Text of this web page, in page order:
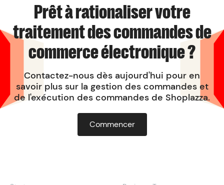
Prêt à rationaliser votre
traitement des commandes de
commerce électronique ?
Contactez-nous dès aujourd'hui pour en
savoir plus sur la gestion des commandes et
de l'exécution des commandes de Shoplazza.
Commencer